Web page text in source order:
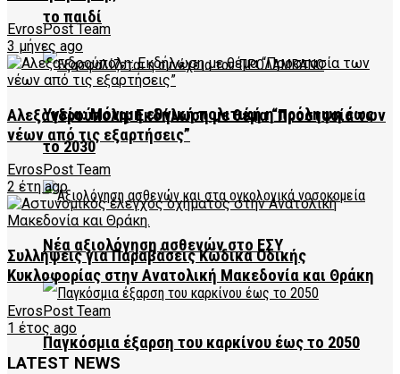
το παιδί
Υγεία: Μόνιμη εθνική πολιτική η πρόληψη έως
το 2030
Νέα αξιολόγηση ασθενών στο ΕΣΥ
Παγκόσμια έξαρση του καρκίνου έως το 2050
EvrosPost Team
3 μήνες ago
Αλεξανδρούπολη: Εκδήλωση με θέμα “Προστασία των
νέων από τις εξαρτήσεις”
EvrosPost Team
2 έτη ago
Συλλήψεις για Παραβάσεις Κώδικα Οδικής
Κυκλοφορίας στην Ανατολική Μακεδονία και Θράκη
EvrosPost Team
1 έτος ago
LATEST NEWS